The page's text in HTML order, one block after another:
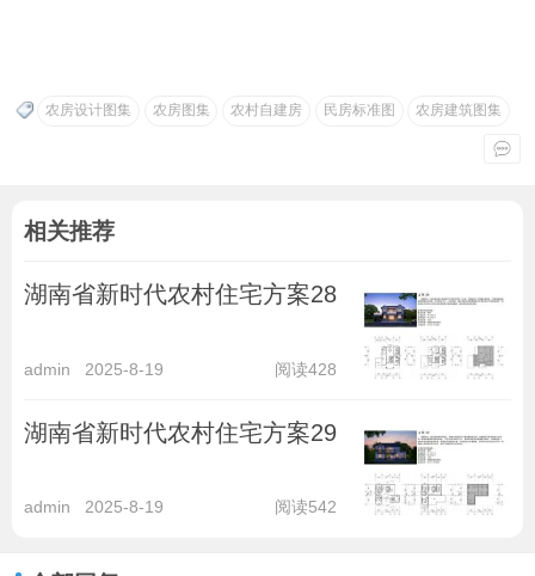
农房设计图集 农房图集 农村自建房 民房标准图 农房建筑图集
相关推荐
湖南省新时代农村住宅方案28
admin 2025-8-19 阅读428
湖南省新时代农村住宅方案29
admin 2025-8-19 阅读542